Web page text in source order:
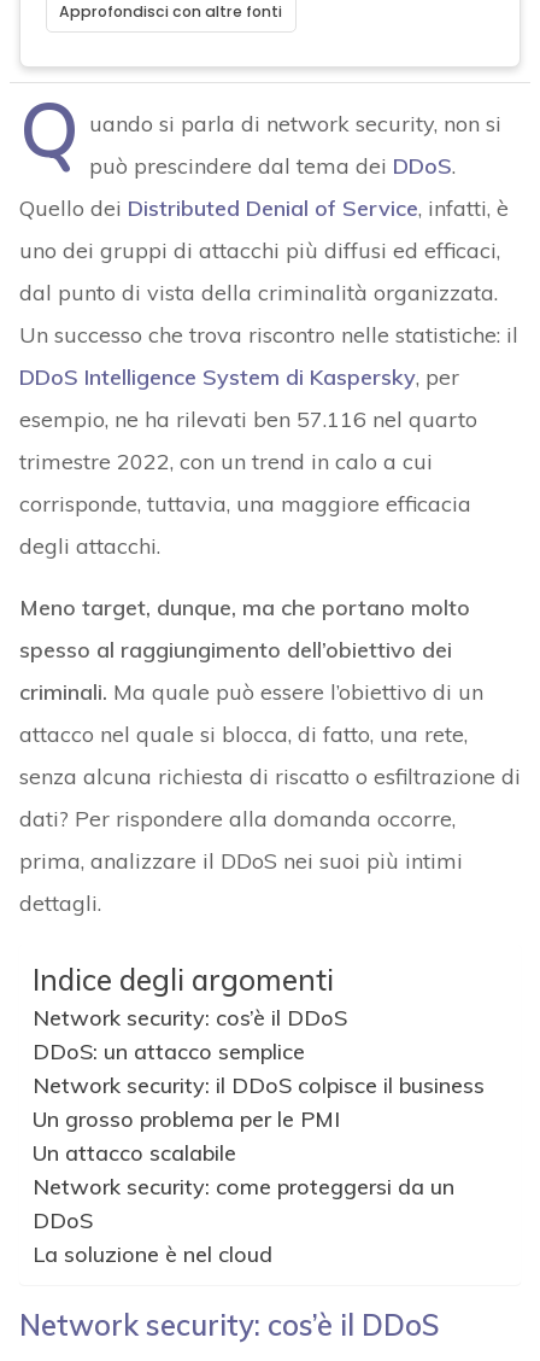
Approfondisci con altre fonti
Q uando si parla di network security, non si
può prescindere dal tema dei DDoS.
Quello dei Distributed Denial of Service, infatti, è
uno dei gruppi di attacchi più diffusi ed efficaci,
dal punto di vista della criminalità organizzata.
Un successo che trova riscontro nelle statistiche: il
DDoS Intelligence System di Kaspersky, per
esempio, ne ha rilevati ben 57.116 nel quarto
trimestre 2022, con un trend in calo a cui
corrisponde, tuttavia, una maggiore efficacia
degli attacchi.
Meno target, dunque, ma che portano molto
spesso al raggiungimento dell’obiettivo dei
criminali. Ma quale può essere l’obiettivo di un
attacco nel quale si blocca, di fatto, una rete,
senza alcuna richiesta di riscatto o esfiltrazione di
dati? Per rispondere alla domanda occorre,
prima, analizzare il DDoS nei suoi più intimi
dettagli.
Indice degli argomenti
Network security: cos’è il DDoS
DDoS: un attacco semplice
Network security: il DDoS colpisce il business
Un grosso problema per le PMI
Un attacco scalabile
Network security: come proteggersi da un
DDoS
La soluzione è nel cloud
Network security: cos’è il DDoS